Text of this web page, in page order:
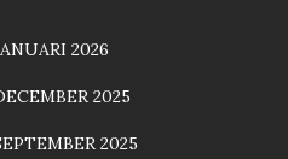
2026
2025
2025